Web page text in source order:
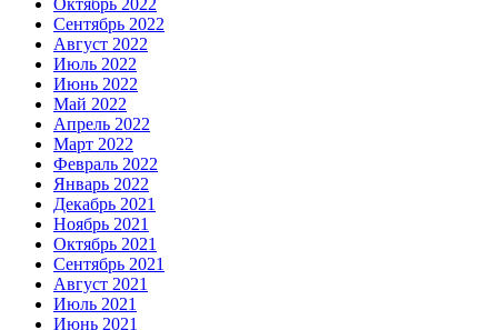
Сентябрь 2022
Август 2022
Июль 2022
Июнь 2022
Май 2022
Апрель 2022
Март 2022
Февраль 2022
Январь 2022
Декабрь 2021
Ноябрь 2021
Октябрь 2021
Сентябрь 2021
Август 2021
Июль 2021
Июнь 2021